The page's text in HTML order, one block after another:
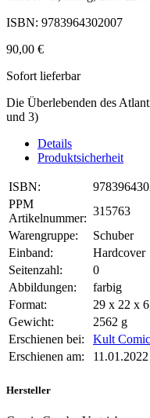
ISBN: 9783964302007
90,00 €
Sofort lieferbar
Die Überlebenden des
und 3)
Details
Produktsicherheit
ISBN:
PPM
Artikelnummer:
315763
Warengruppe:
Schuber
Einband:
Hardcover
Seitenzahl:
0
Abbildungen:
farbig
Format:
29 x 22 x
Gewicht:
2562 g
Erschienen bei:
Kult
Erschienen am:
11.01.2022
Hersteller